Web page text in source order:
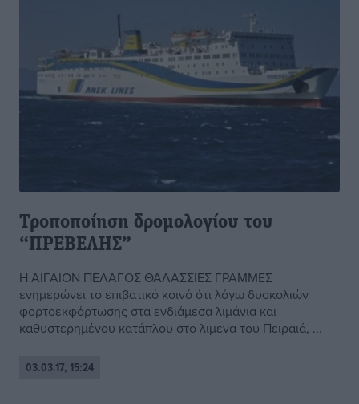
Τροποποίηση δρομολογίου του
“ΠΡΕΒΕΛΗΣ”
H ΑΙΓΑΙΟΝ ΠΕΛΑΓΟΣ ΘΑΛΑΣΣΙΕΣ ΓΡΑΜΜΕΣ
ενημερώνει το επιβατικό κοινό ότι λόγω δυσκολιών
φoρτoεκφόρτωσης στα ενδιάμεσα λιμάνια και
καθυστερημένου κατάπλου στο λιμένα του Πειραιά, ...
03.03.17, 15:24